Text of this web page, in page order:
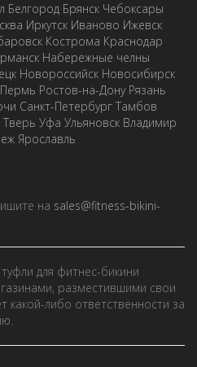
Белгород Брянск Чебоксары
Иркутск Иваново Ижевск
Кострома Краснодар
Набережные челны
Новороссийск Новосибирск
Пермь Ростов-на-Дону Рязань
Санкт-Петербург Тамбов
Тверь Уфа Ульяновск Владимир
Ярославль
на sales@fitness-bikini-
для фитнес-бикини
разместившими свои
либо ответственности за